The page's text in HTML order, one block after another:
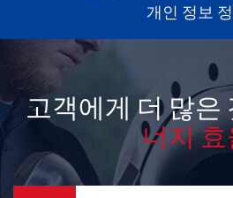
개인 정보
고객에게 더 많은
너지 효